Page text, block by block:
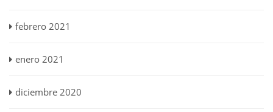
febrero 2021
enero 2021
diciembre 2020